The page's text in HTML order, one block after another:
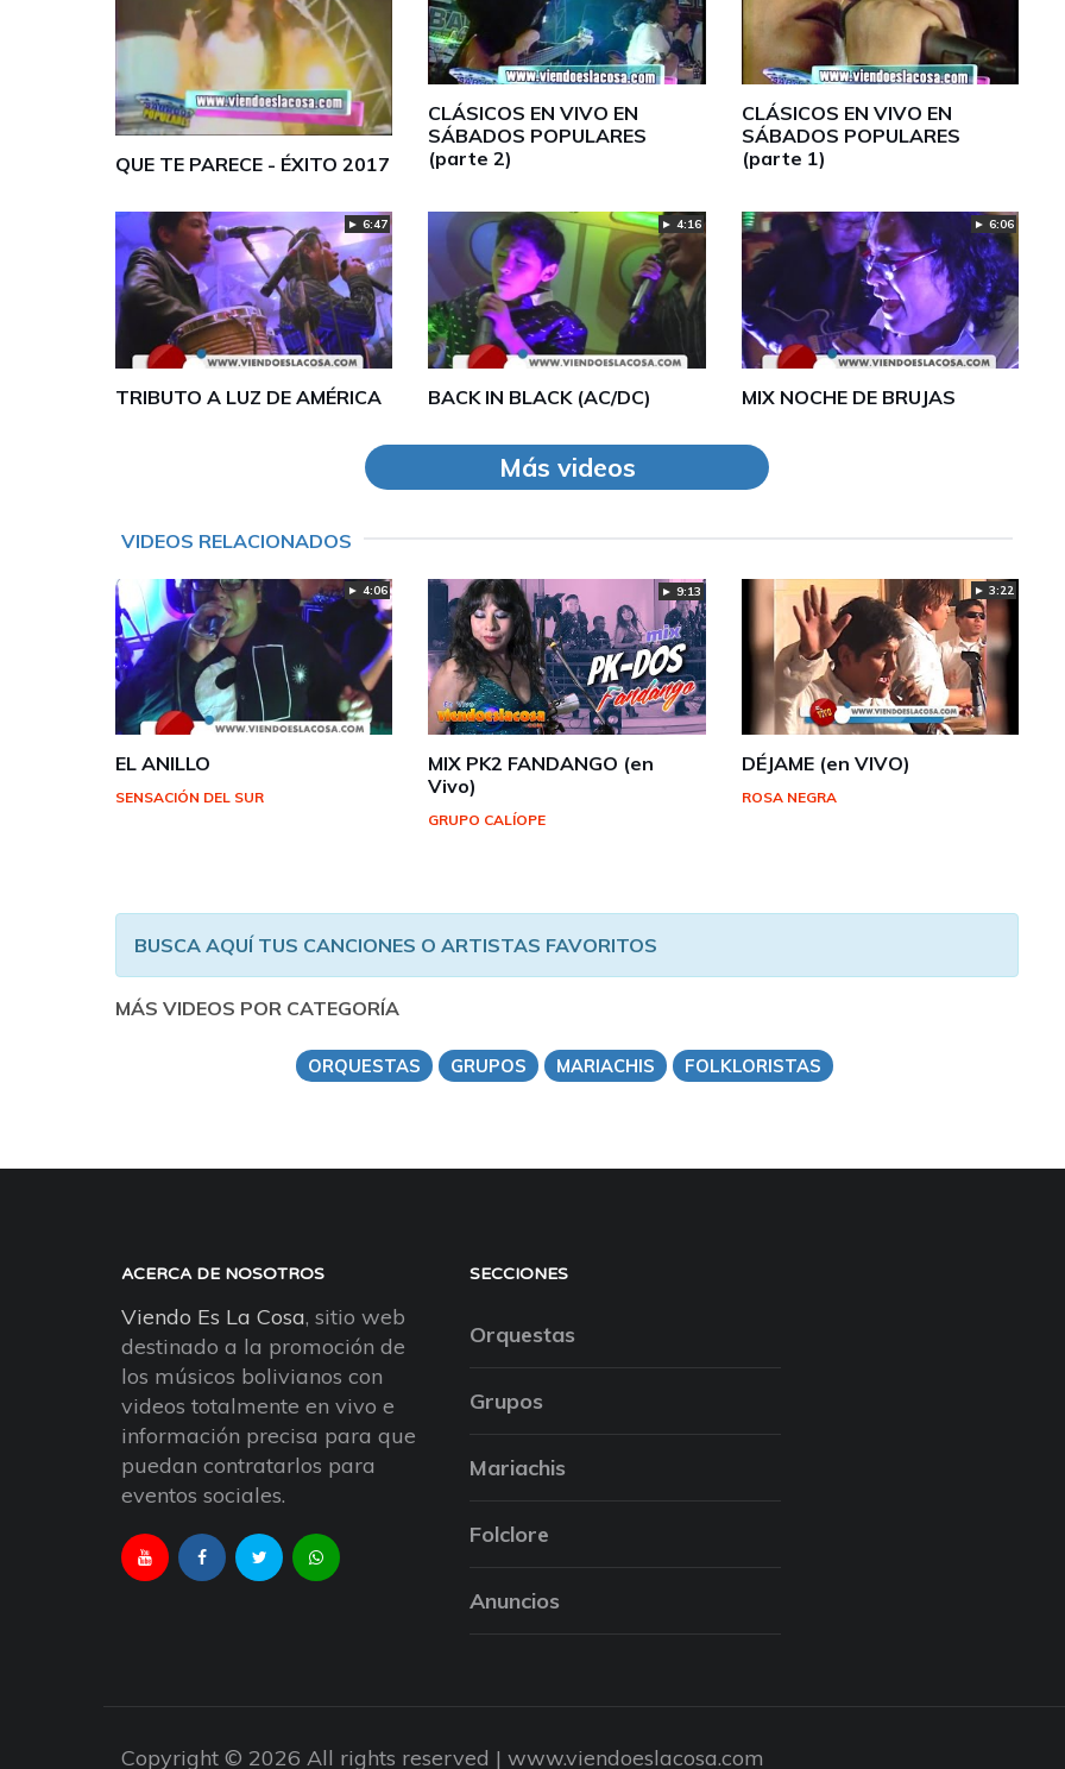
QUE TE PARECE - ÉXITO 2017
CLÁSICOS EN VIVO EN
SÁBADOS POPULARES
(parte 2)
CLÁSICOS EN VIVO EN
SÁBADOS POPULARES
(parte 1)
► 6:47
TRIBUTO A LUZ DE AMÉRICA
► 4:16
BACK IN BLACK (AC/DC)
► 6:06
MIX NOCHE DE BRUJAS
Más videos
VIDEOS RELACIONADOS
► 4:06
EL ANILLO
SENSACIÓN DEL SUR
► 9:13
MIX PK2 FANDANGO (en
Vivo)
GRUPO CALÍOPE
► 3:22
DÉJAME (en VIVO)
ROSA NEGRA
BUSCA AQUÍ TUS CANCIONES O ARTISTAS FAVORITOS
MÁS VIDEOS POR CATEGORÍA
ORQUESTAS GRUPOS MARIACHIS FOLKLORISTAS
ACERCA DE NOSOTROS
Viendo Es La Cosa, sitio web
destinado a la promoción de
los músicos bolivianos con
videos totalmente en vivo e
información precisa para que
puedan contratarlos para
eventos sociales.
SECCIONES
Orquestas
Grupos
Mariachis
Folclore
Anuncios
Copyright © 2026 All rights reserved | www.viendoeslacosa.com